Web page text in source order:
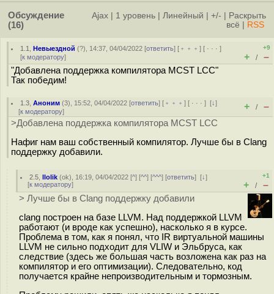
Обсуждение
(16)
Ajax 1 уровень Линейный +/-
Раскрыть
всё
RSS
1.1 ,Невыездной (?), 14:37, 04/04/2022 [ответить] [ ﹢﹢﹢] [ · · ·]
[к модератору]
+9
+ / –
"Добавлена поддержка компилятора MCST LCC"
Так победим!
1.3 ,Аноним (3), 15:52, 04/04/2022 [ответить] [ ﹢﹢﹢] [ · · ·][↓]
[к модератору] + / –
>Добавлена поддержка компилятора MCST LCC
Нафиг нам ваш собственный компилятор. Лучше бы в Clang
поддержку добавили.
2.5 ,llolik (ok), 16:19, 04/04/2022 [^] [^^] [^^^] [ответить][↓]
[к модератору]
+1
+ / –
> Лучше бы в Clang поддержку добавили
clang построен на базе LLVM. Над поддержкой LLVM
работают (и вроде как успешно), насколько я в курсе.
Проблема в том, как я понял, что IR виртуальной машины
LLVM не сильно подходит для VLIW и Эльбруса, как
следствие (здесь же большая часть возложена как раз на
компилятор и его оптимизации). Следовательно, код
получается крайне непроизводительным и тормозным.